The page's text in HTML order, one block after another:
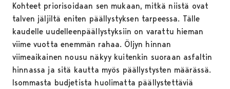
Kohteet priorisoidaan sen mukaan, mitkä niistä ovat
talven jäljiltä eniten päällystyksen tarpeessa. Tälle
kaudelle uudelleenpäällystyksiin on varattu hieman
viime vuotta enemmän rahaa. Öljyn hinnan
viimeaikainen nousu näkyy kuitenkin suoraan asfaltin
hinnassa ja sitä kautta myös päällystysten määrässä.
Isommasta budjetista huolimatta päällystettäviä